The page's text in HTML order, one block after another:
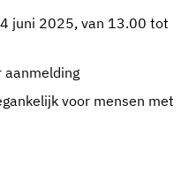
juni 2025, van 13.00 tot
aanmelding
voor mensen met